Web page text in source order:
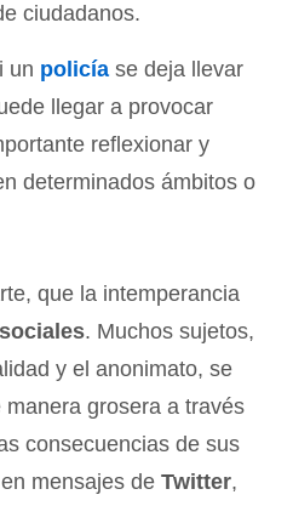
ciudadanos.
un policía se deja llevar
llegar a provocar
reflexionar y
determinados ámbitos o
que la intemperancia
. Muchos sujetos,
y el anonimato, se
grosera a través
consecuencias de sus
mensajes de Twitter,